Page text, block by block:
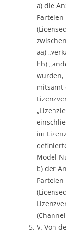
a) die
Parteien
aa)
bb)
wurden,
mitsamt
im
Model
b) der
Parteien
V. Von